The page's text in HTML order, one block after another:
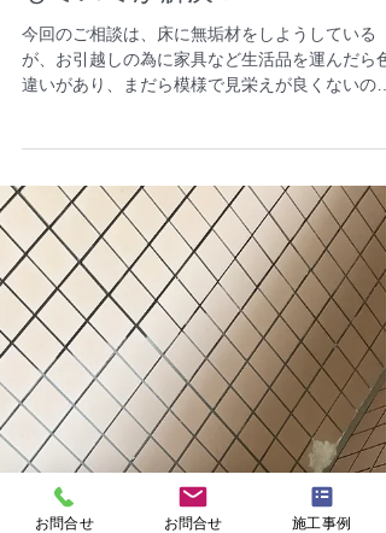
2019年5月2日
特殊洗浄
もミスミが解決！
今回のご相談は、床に無垢材をしようしている
が、お引越しの為に家具など生活品を運んだら色
違いがあり、まだら模様で見栄えが良くないので
張替を検討していたが安くキレイにできないかと
のご相談！早速デモ施工にご訪問↓
お問合せ お問合せ 施工事例